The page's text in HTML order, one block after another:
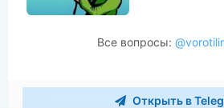
Все вопросы:
Открыть в